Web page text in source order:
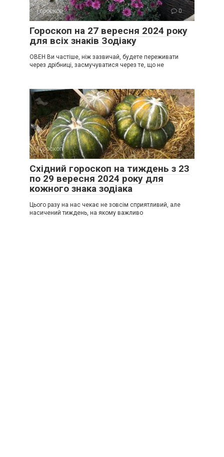
Гороскоп 0
Гороскоп на 27 вересня 2024 року
для всіх знаків Зодіаку
ОВЕН Ви частіше, ніж зазвичай, будете переживати
через дрібниці, засмучуватися через те, що не
Гороскоп 0
Східний гороскоп на тиждень з 23
по 29 вересня 2024 року для
кожного знака зодіака
Цього разу на нас чекає не зовсім сприятливий, але
насичений тиждень, на якому важливо